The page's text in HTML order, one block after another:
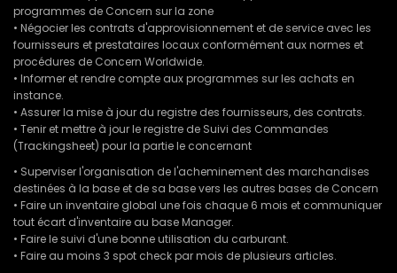
programmes de Concern sur la zone
• Négocier les contrats d'approvisionnement et de service avec les
fournisseurs et prestataires locaux conformément aux normes et
procédures de Concern Worldwide.
• Informer et rendre compte aux programmes sur les achats en
instance.
• Assurer la mise à jour du registre des fournisseurs, des contrats.
• Tenir et mettre à jour le registre de Suivi des Commandes
(Trackingsheet) pour la partie le concernant
• Superviser l'organisation de l'acheminement des marchandises
destinées à la base et de sa base vers les autres bases de Concern
• Faire un inventaire global une fois chaque 6 mois et communiquer
tout écart d'inventaire au base Manager.
• Faire le suivi d'une bonne utilisation du carburant.
• Faire au moins 3 spot check par mois de plusieurs articles.